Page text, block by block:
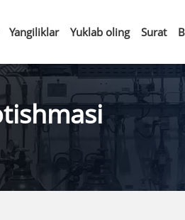
Yangiliklar Yuklab oling Surat